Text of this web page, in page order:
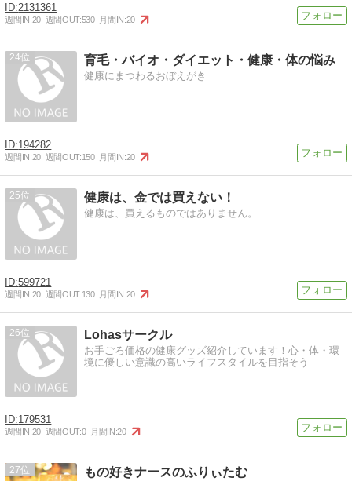
2131361
週間IN:20 週間OUT:530 月間IN:20
24 育毛・バイオ・ダイエット・健康・体の悩み
健康にまつわるおぼえがき
194282
週間IN:20 週間OUT:150 月間IN:20
25 健康は、金では買えない！
健康は、買えるものではありません。
599721
週間IN:20 週間OUT:130 月間IN:20
26 Lohasサークル
お手ごろ価格の健康グッズ紹介しています！心・体・環
境に優しい意識の高いライフスタイルを目指そう
179531
週間IN:20 週間OUT:0 月間IN:20
27 もの好きナースのふりぃたむ